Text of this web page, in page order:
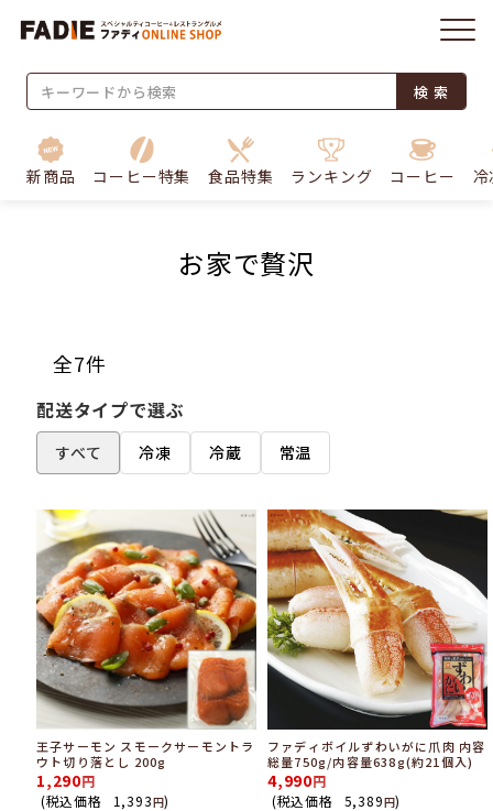
検 索
新商品 コーヒー特集 食品特集 ランキング コーヒー
お家で贅沢
全7件
配送タイプで選ぶ
すべて 冷凍 冷蔵 常温
王子サーモン スモークサーモントラ
ウト切り落とし 200g
1,290
(税込価格 1,393円)
ファディボイルずわいがに爪肉 内容
総量750g/内容量638g(約21個入)
4,990
(税込価格 5,389円)